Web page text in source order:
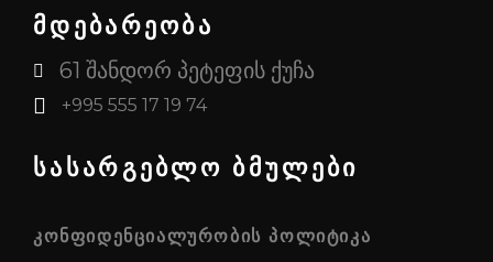
მდებარეობა
61 შანდორ პეტეფის ქუჩა
+995 555 17 19 74
სასარგებლო ბმულები
ᲙᲝᲜᲤᲘᲓᲔᲜᲪᲘᲐᲚᲣᲠᲝᲑᲘᲡ ᲞᲝᲚᲘᲢᲘᲙᲐ